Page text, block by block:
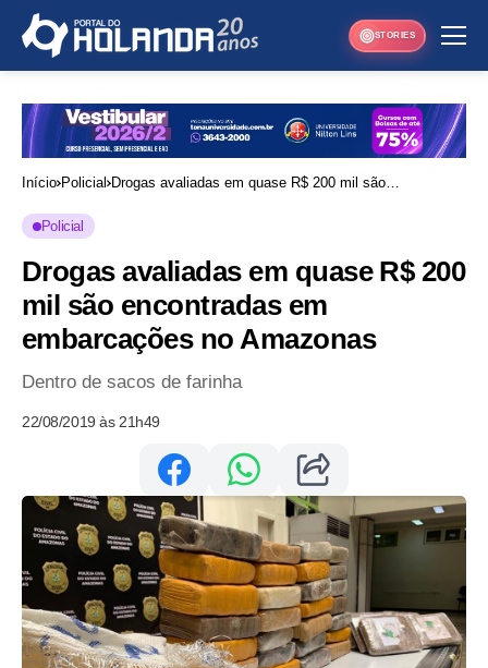
STORIES
Início Policial Drogas avaliadas em quase R$ 200 mil são
Policial
Drogas avaliadas em quase R$ 200
mil são encontradas em
embarcações no Amazonas
Dentro de sacos de farinha
22/08/2019 às 21h49